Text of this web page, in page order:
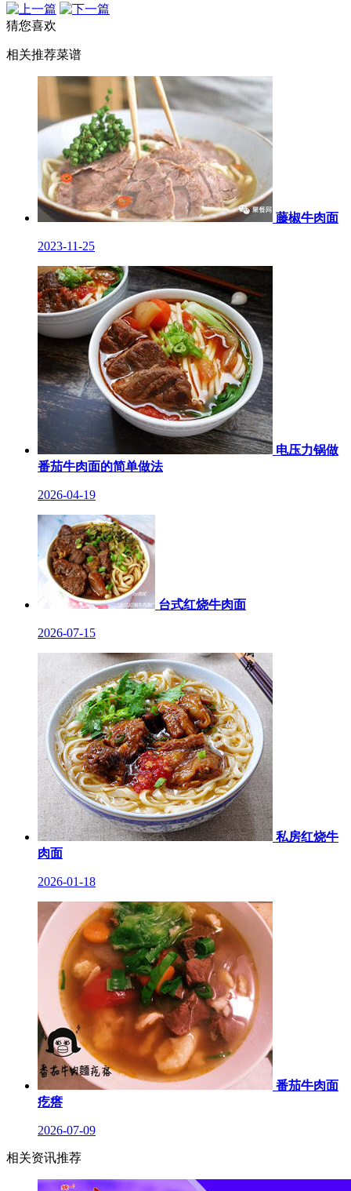
猜您喜欢
相关推荐菜谱
藤椒牛肉面
2023-11-25
电压力锅做
番茄牛肉面的简单做法
2026-04-19
台式红烧牛肉面
2026-07-15
私房红烧牛
肉面
2026-01-18
番茄牛肉面
疙瘩
2026-07-09
相关资讯推荐